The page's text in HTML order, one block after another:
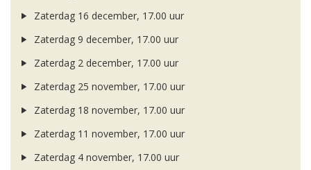
Zaterdag 16 december, 17.00 uur
Zaterdag 9 december, 17.00 uur
Zaterdag 2 december, 17.00 uur
Zaterdag 25 november, 17.00 uur
Zaterdag 18 november, 17.00 uur
Zaterdag 11 november, 17.00 uur
Zaterdag 4 november, 17.00 uur